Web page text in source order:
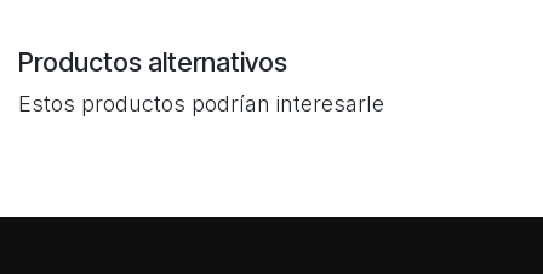
Productos alternativos
Estos productos podrían interesarle